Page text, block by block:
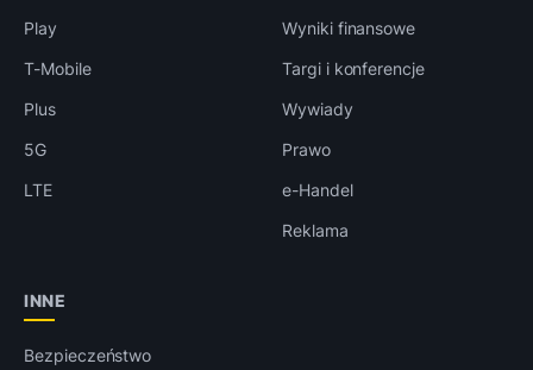
Play
T-Mobile
Plus
5G
LTE
Wyniki finansowe
Targi i konferencje
Wywiady
Prawo
e-Handel
Reklama
INNE
Bezpieczeństwo